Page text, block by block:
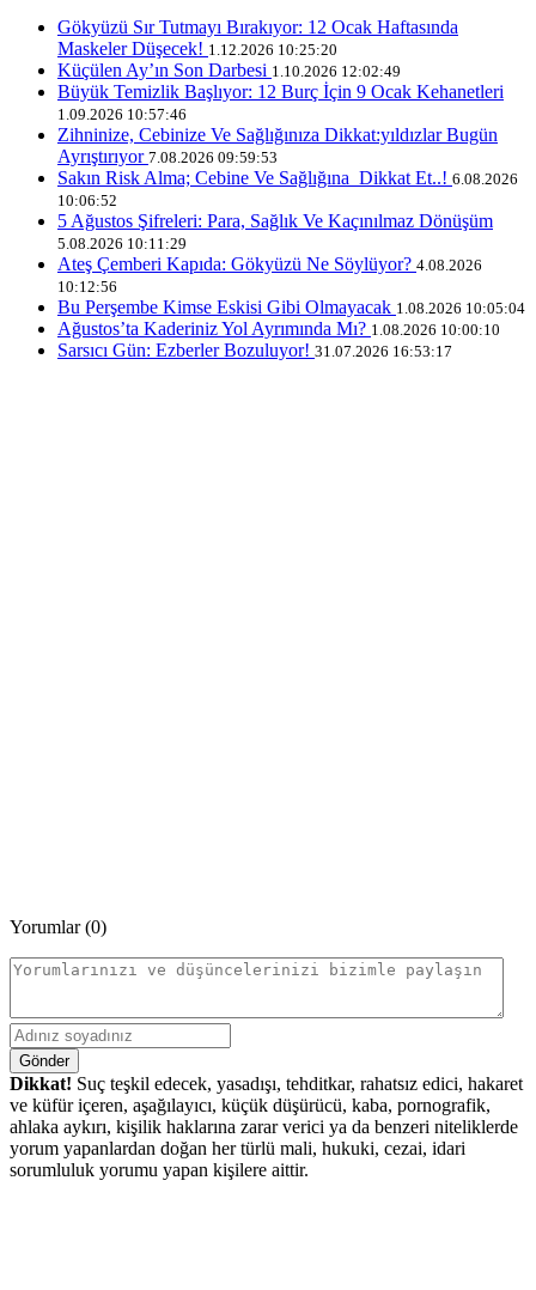
Gökyüzü Sır Tutmayı Bırakıyor: 12 Ocak Haftasında
Maskeler Düşecek! 1.12.2026 10:25:20
Küçülen Ay’ın Son Darbesi 1.10.2026 12:02:49
Büyük Temizlik Başlıyor: 12 Burç İçin 9 Ocak Kehanetleri
1.09.2026 10:57:46
Zihninize, Cebinize Ve Sağlığınıza Dikkat:yıldızlar Bugün
Ayrıştırıyor 7.08.2026 09:59:53
Sakın Risk Alma; Cebine Ve Sağlığına Dikkat Et..! 6.08.2026
10:06:52
5 Ağustos Şifreleri: Para, Sağlık Ve Kaçınılmaz Dönüşüm
5.08.2026 10:11:29
Ateş Çemberi Kapıda: Gökyüzü Ne Söylüyor? 4.08.2026
10:12:56
Bu Perşembe Kimse Eskisi Gibi Olmayacak 1.08.2026 10:05:04
Ağustos’ta Kaderiniz Yol Ayrımında Mı? 1.08.2026 10:00:10
Sarsıcı Gün: Ezberler Bozuluyor! 31.07.2026 16:53:17
Yorumlar (0)
Gönder
Dikkat! Suç teşkil edecek, yasadışı, tehditkar, rahatsız edici, hakaret
ve küfür içeren, aşağılayıcı, küçük düşürücü, kaba, pornografik,
ahlaka aykırı, kişilik haklarına zarar verici ya da benzeri niteliklerde
yorum yapanlardan doğan her türlü mali, hukuki, cezai, idari
sorumluluk yorumu yapan kişilere aittir.